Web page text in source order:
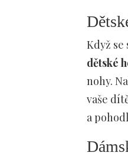
Když
dětské
nohy.
vaše
a